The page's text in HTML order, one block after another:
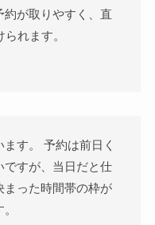
約が取りやすく、直
れます。
す。 予約は前日く
ですが、当日だと仕
まった時間帯の枠が